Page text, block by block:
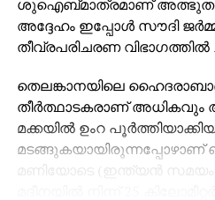
ശുഐബ്മാത്രമാണ്
അദ്ദേഹം ഇപ്പോള്‍ സൗദി
തീവ്രപരിചരണ വിഭാഗത്തില്‍
തെലങ്കാനയിലെ
തീര്‍ത്ഥാടകരാണ് അധികവും
മക്കയില്‍ ഉംറ
മടങ്ങുകയായിരുന്നപ്പോഴാണ്
മണിയോടെ (ഇന്ത്യന്‍ സമയം